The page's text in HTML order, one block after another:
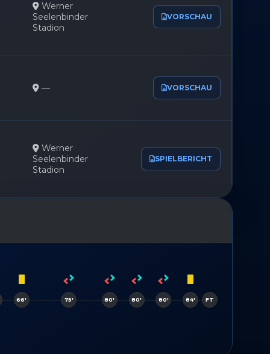
Werner
Seelenbinder
Stadion
VORSCHAU
— VORSCHAU
Werner
Seelenbinder
Stadion
SPIELBERICHT
66' 75' 80' 80' 80' 84' 87'
FT